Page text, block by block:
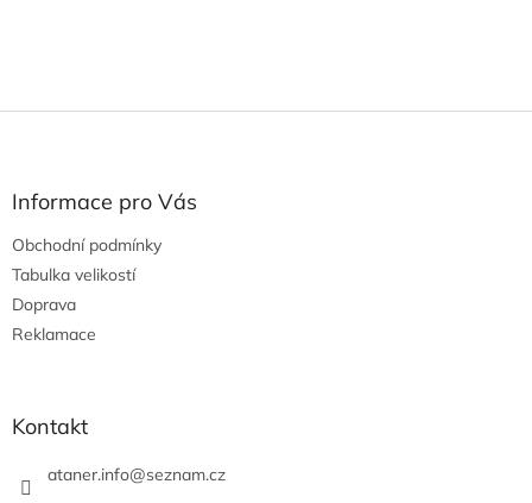
Z
Informace pro Vás
Obchodní podmínky
Tabulka velikostí
Doprava
Reklamace
Kontakt
ataner.info@seznam.cz